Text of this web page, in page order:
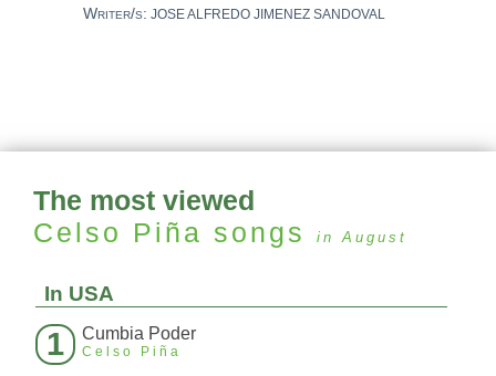
Writer/s: JOSE ALFREDO JIMENEZ SANDOVAL
The most viewed
Celso Piña songs in August
In USA
1 Cumbia Poder
Celso Piña